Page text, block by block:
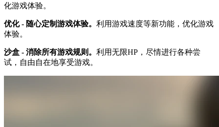
化游戏体验。
优化 - 随心定制游戏体验。 利用游戏速度等新功能，优化游戏
体验。
沙盒 - 消除所有游戏规则。 利用无限HP，尽情进行各种尝
试，自由自在地享受游戏。